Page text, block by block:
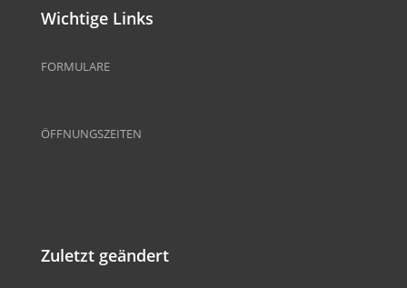
Wichtige Links
FORMULARE
ÖFFNUNGSZEITEN
Zuletzt geändert